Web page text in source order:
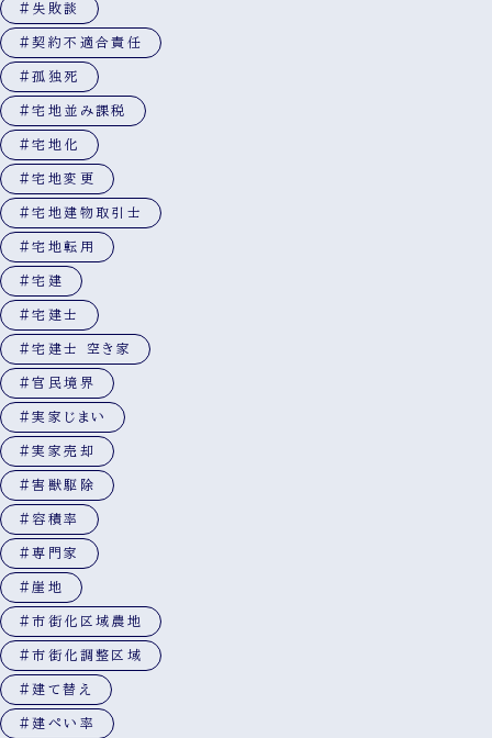
#失敗談
#契約不適合責任
#孤独死
#宅地並み課税
#宅地化
#宅地変更
#宅地建物取引士
#宅地転用
#宅建
#宅建士
#宅建士 空き家
#官民境界
#実家じまい
#実家売却
#害獣駆除
#容積率
#専門家
#崖地
#市街化区域農地
#市街化調整区域
#建て替え
#建ぺい率